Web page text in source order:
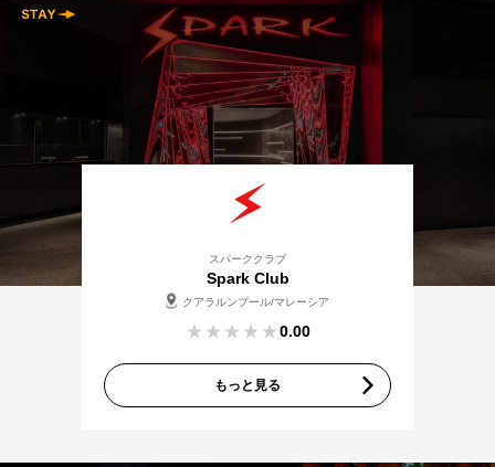
スパーククラブ
Spark Club
クアラルンプール/マレーシア
0.00
もっと見る